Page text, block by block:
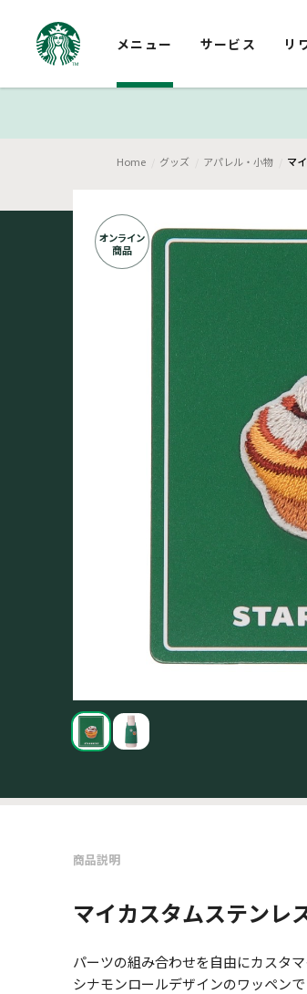
メニュー サービス リ
Home グッズ アパレル・小物 マ
オンライン
商品
商品説明
マイカスタムステンレ
パーツの組み合わせを自由にカスタ
シナモンロールデザインのワッペン